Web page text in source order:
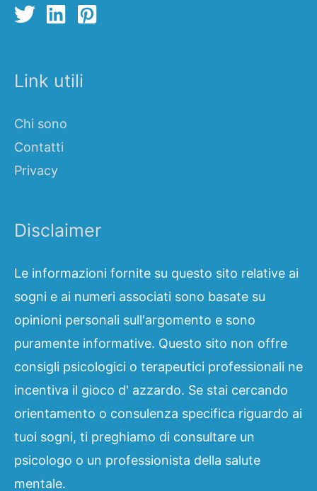
Link utili
Chi sono
Contatti
Privacy
Disclaimer
Le informazioni fornite su questo sito relative ai
sogni e ai numeri associati sono basate su
opinioni personali sull'argomento e sono
puramente informative. Questo sito non offre
consigli psicologici o terapeutici professionali ne
incentiva il gioco d' azzardo. Se stai cercando
orientamento o consulenza specifica riguardo ai
tuoi sogni, ti preghiamo di consultare un
psicologo o un professionista della salute
mentale.